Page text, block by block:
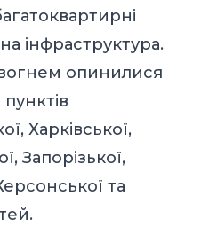
інфраструктура.
опинилися
Харківської,
Запорізької,
та